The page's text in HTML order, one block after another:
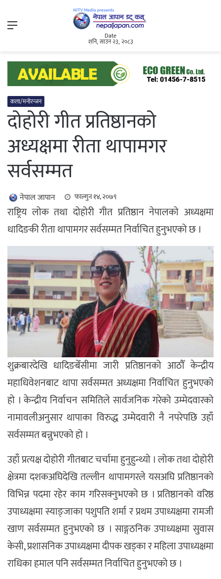
Menu
Date
शनि, साउन २३, २०८३
कला/मनोरन्जन
दोहोरी गीत प्रतिष्ठानको
अध्यक्षमा रीता थापामगर
सर्वसम्मत
नेपाल जापान फाल्गुन १४, २०७९
राष्ट्रिय लोक तथा दोहोरी गीत प्रतिष्ठान नेपालको अध्यक्षमा
धादिङकी रीता थापामगर सर्वसम्मत निर्वाचित हुनुभएको छ ।
शुक्रबारदेखि धादिङबेँसीमा जारी प्रतिष्ठानको आठौँ केन्द्रीय
महाधिवेशनबाट थापा सर्वसम्मत अध्यक्षमा निर्वाचित हुनुभएको
हो । केन्द्रीय निर्वाचन समितिले सार्वजनिक गरेको उम्मेदवारको
नामावलीअनुसार थापाका विरुद्ध उम्मेदवारी नै नपरेपछि उहाँ
सर्वसम्मत बन्नुभएको हो ।
उहाँ प्रत्यक्ष दोहोरी गीतबाट चर्चामा हुनुहुन्थ्यो । लोक तथा दोहोरी
क्षेत्रमा दशकअघिदेखि तल्लीन थापामगरले यसअघि प्रतिष्ठानको
विभिन्न पदमा रहेर काम गरिसक्नुभएको छ । प्रतिष्ठानको वरिष्ठ
उपाध्यक्षमा स्याङ्जाका पशुपति शर्मा र प्रथम उपाध्यक्षमा रामजी
खाण सर्वसम्मत हुनुभएको छ । साङ्गठनिक उपाध्यक्षमा सुवास
केसी, प्रशासनिक उपाध्यक्षमा दीपक खड्का र महिला उपाध्यक्षमा
राधिका हमाल पनि सर्वसम्मत निर्वाचित हुनुभएको छ ।